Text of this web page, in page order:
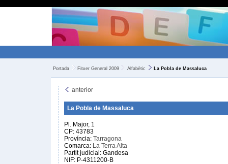
Portada Fitxer General 2009 Alfabètic La Pobla de Massaluca
anterior
La Pobla de Massaluca
Pl. Major, 1
CP: 43783
Província: Tarragona
Comarca: La Terra Alta
Partit judicial: Gandesa
NIF: P-4311200-B